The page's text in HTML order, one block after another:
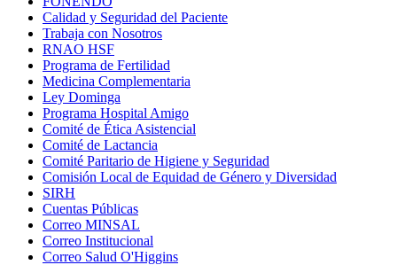
Calidad y Seguridad del Paciente
Trabaja con Nosotros
RNAO HSF
Programa de Fertilidad
Medicina Complementaria
Ley Dominga
Programa Hospital Amigo
Comité de Ética Asistencial
Comité de Lactancia
Comité Paritario de Higiene y Seguridad
Comisión Local de Equidad de Género y Diversidad
SIRH
Cuentas Públicas
Correo MINSAL
Correo Institucional
Correo Salud O'Higgins